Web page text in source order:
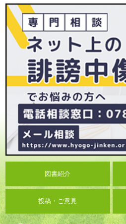
図書紹介
投稿・ご意見